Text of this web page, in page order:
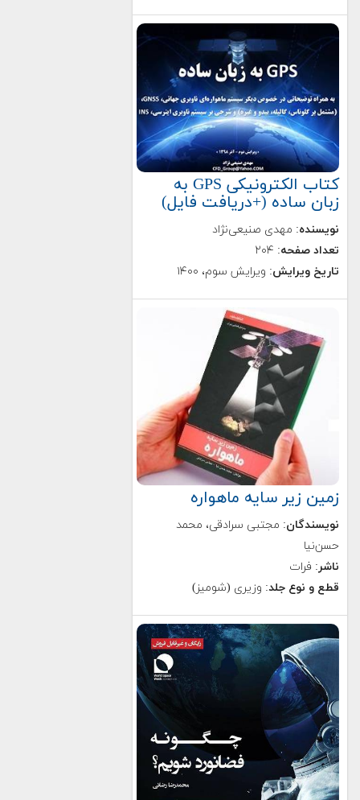
کتاب الکترونیکی GPS به
زبان ساده (+دریافت فایل)
نویسنده: مهدی صنیعی‌نژاد
تعداد صفحه: ۲۰۴
تاریخ ویرایش: ویرایش سوم، ۱۴۰۰
زمین زیر سایه ماهواره
نویسندگان: مجتبی سرادقی، محمد
حسن‌نیا
ناشر: فرات
قطع و نوع جلد: وزیری (شومیز)